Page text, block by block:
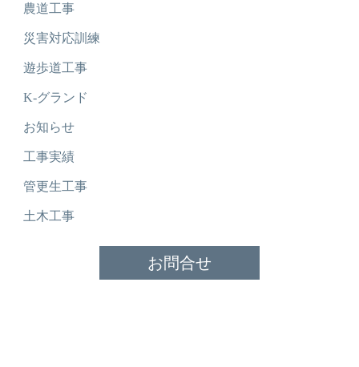
農道工事
災害対応訓練
遊歩道工事
K-グランド
お知らせ
工事実績
管更生工事
土木工事
お問合せ